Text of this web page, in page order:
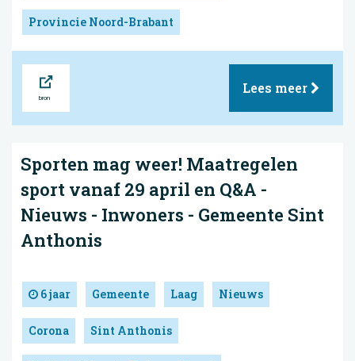
Provincie Noord-Brabant
Lees meer
Sporten mag weer! Maatregelen
sport vanaf 29 april en Q&A -
Nieuws - Inwoners - Gemeente Sint
Anthonis
6 jaar Gemeente Laag Nieuws
Corona Sint Anthonis